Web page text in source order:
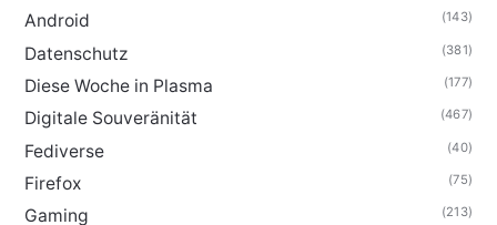
Android (143)
Datenschutz (381)
Diese Woche in Plasma (177)
Digitale Souveränität (467)
Fediverse (40)
Firefox (75)
Gaming (213)